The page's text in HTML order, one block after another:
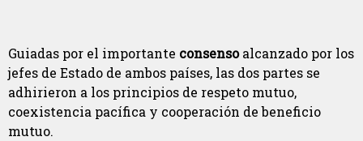
Guiadas por el importante consensoalcanzado por los
jefes de Estado de ambos países, las dos partes se
adhirieron a los principios de respeto mutuo,
coexistencia pacífica y cooperación de beneficio
mutuo.